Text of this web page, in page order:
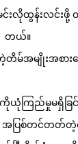
းလိုထွန်းလင်းဖို့
တယ်။
မ်အမျိုးအစား
ယုံကြည်မှုမရှိခြင်
အပြစ်တင်တတ်